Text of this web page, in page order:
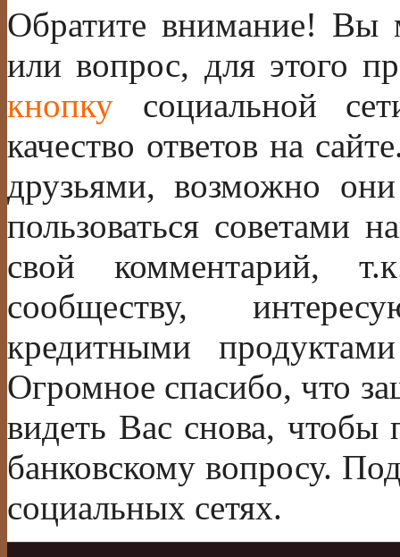
Обратите внимание! Вы
или вопрос, для этого
кнопку социальной
качество ответов на
друзьями, возможно
пользоваться советами
свой комментарий,
сообществу,
кредитными
Огромное спасибо, что
видеть Вас снова, чтобы
банковскому вопросу.
социальных сетях.